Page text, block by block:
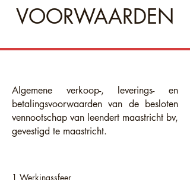
VOORWAARDEN
Algemene verkoop-, leverings- en
betalingsvoorwaarden van de besloten
vennootschap van leendert maastricht bv,
gevestigd te maastricht.
1 Werkingssfeer